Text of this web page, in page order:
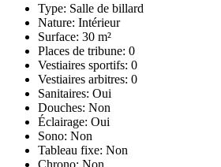
Type: Salle de billard
Nature: Intérieur
Surface: 30 m²
Places de tribune: 0
Vestiaires sportifs: 0
Vestiaires arbitres: 0
Sanitaires: Oui
Douches: Non
Éclairage: Oui
Sono: Non
Tableau fixe: Non
Chrono: Non